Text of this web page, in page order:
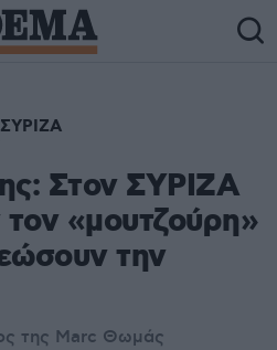
ΣΥΡΙΖΑ
Στον ΣΥΡΙΖΑ
«µουτζούρη»
την
της Marc Θωμάς